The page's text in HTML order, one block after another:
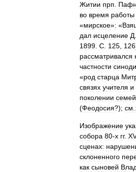
Житии прп
во время работы
«мирское»: «
дал исцеление Д
1899 С 125 126
рассматривался
частности
«род старца
связях учителя и
поколении
(Феодосия?); см :
Изображение
собора 80-х гг.
сценах:
склоненного
как сыновей